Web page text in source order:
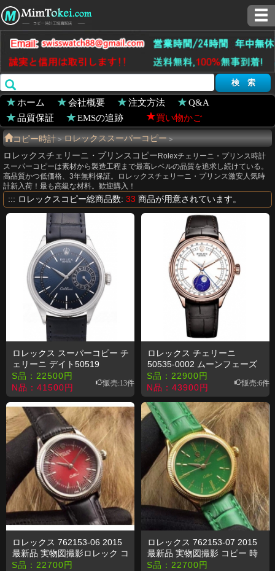
ホーム 会社概要 注文方法
Q&A
品質保証
EMSの追跡 買い物かご
コピー時計 > ロレックススーパーコピー >
チェリーニ・プリンス コピー > 人気商品
ロレックスチェリーニ・プリンスコピー Rolexチェリーニ・プリンス時計
スーパーコピーは素材から製造工程まで最高レベルの品質を追求し続けている。
高品質かつ低価格、3年無料保証。ロレックスチェリーニ・プリンス激安人気時
計新入荷！最も高級な材料。歓迎購入！
::: ロレックスコピー総商品数: 33 商品が用意されています。
ロレックス スーパーコピー チ
ェリーニ デイト50519
S品： 22500円
N品： 41500円
販売:13件
ロレックス チェリーニ
50535-0002 ムーンフェーズ
タイプ
S品： 22900円
N品： 43900円
販売:6件
ロレックス 762153-06 2015
最新品 実物図撮影ロレック コ
ピー 時計
S品： 22700円
ロレックス 762153-07 2015
最新品 実物図撮影 コピー 時
計
S品： 22700円